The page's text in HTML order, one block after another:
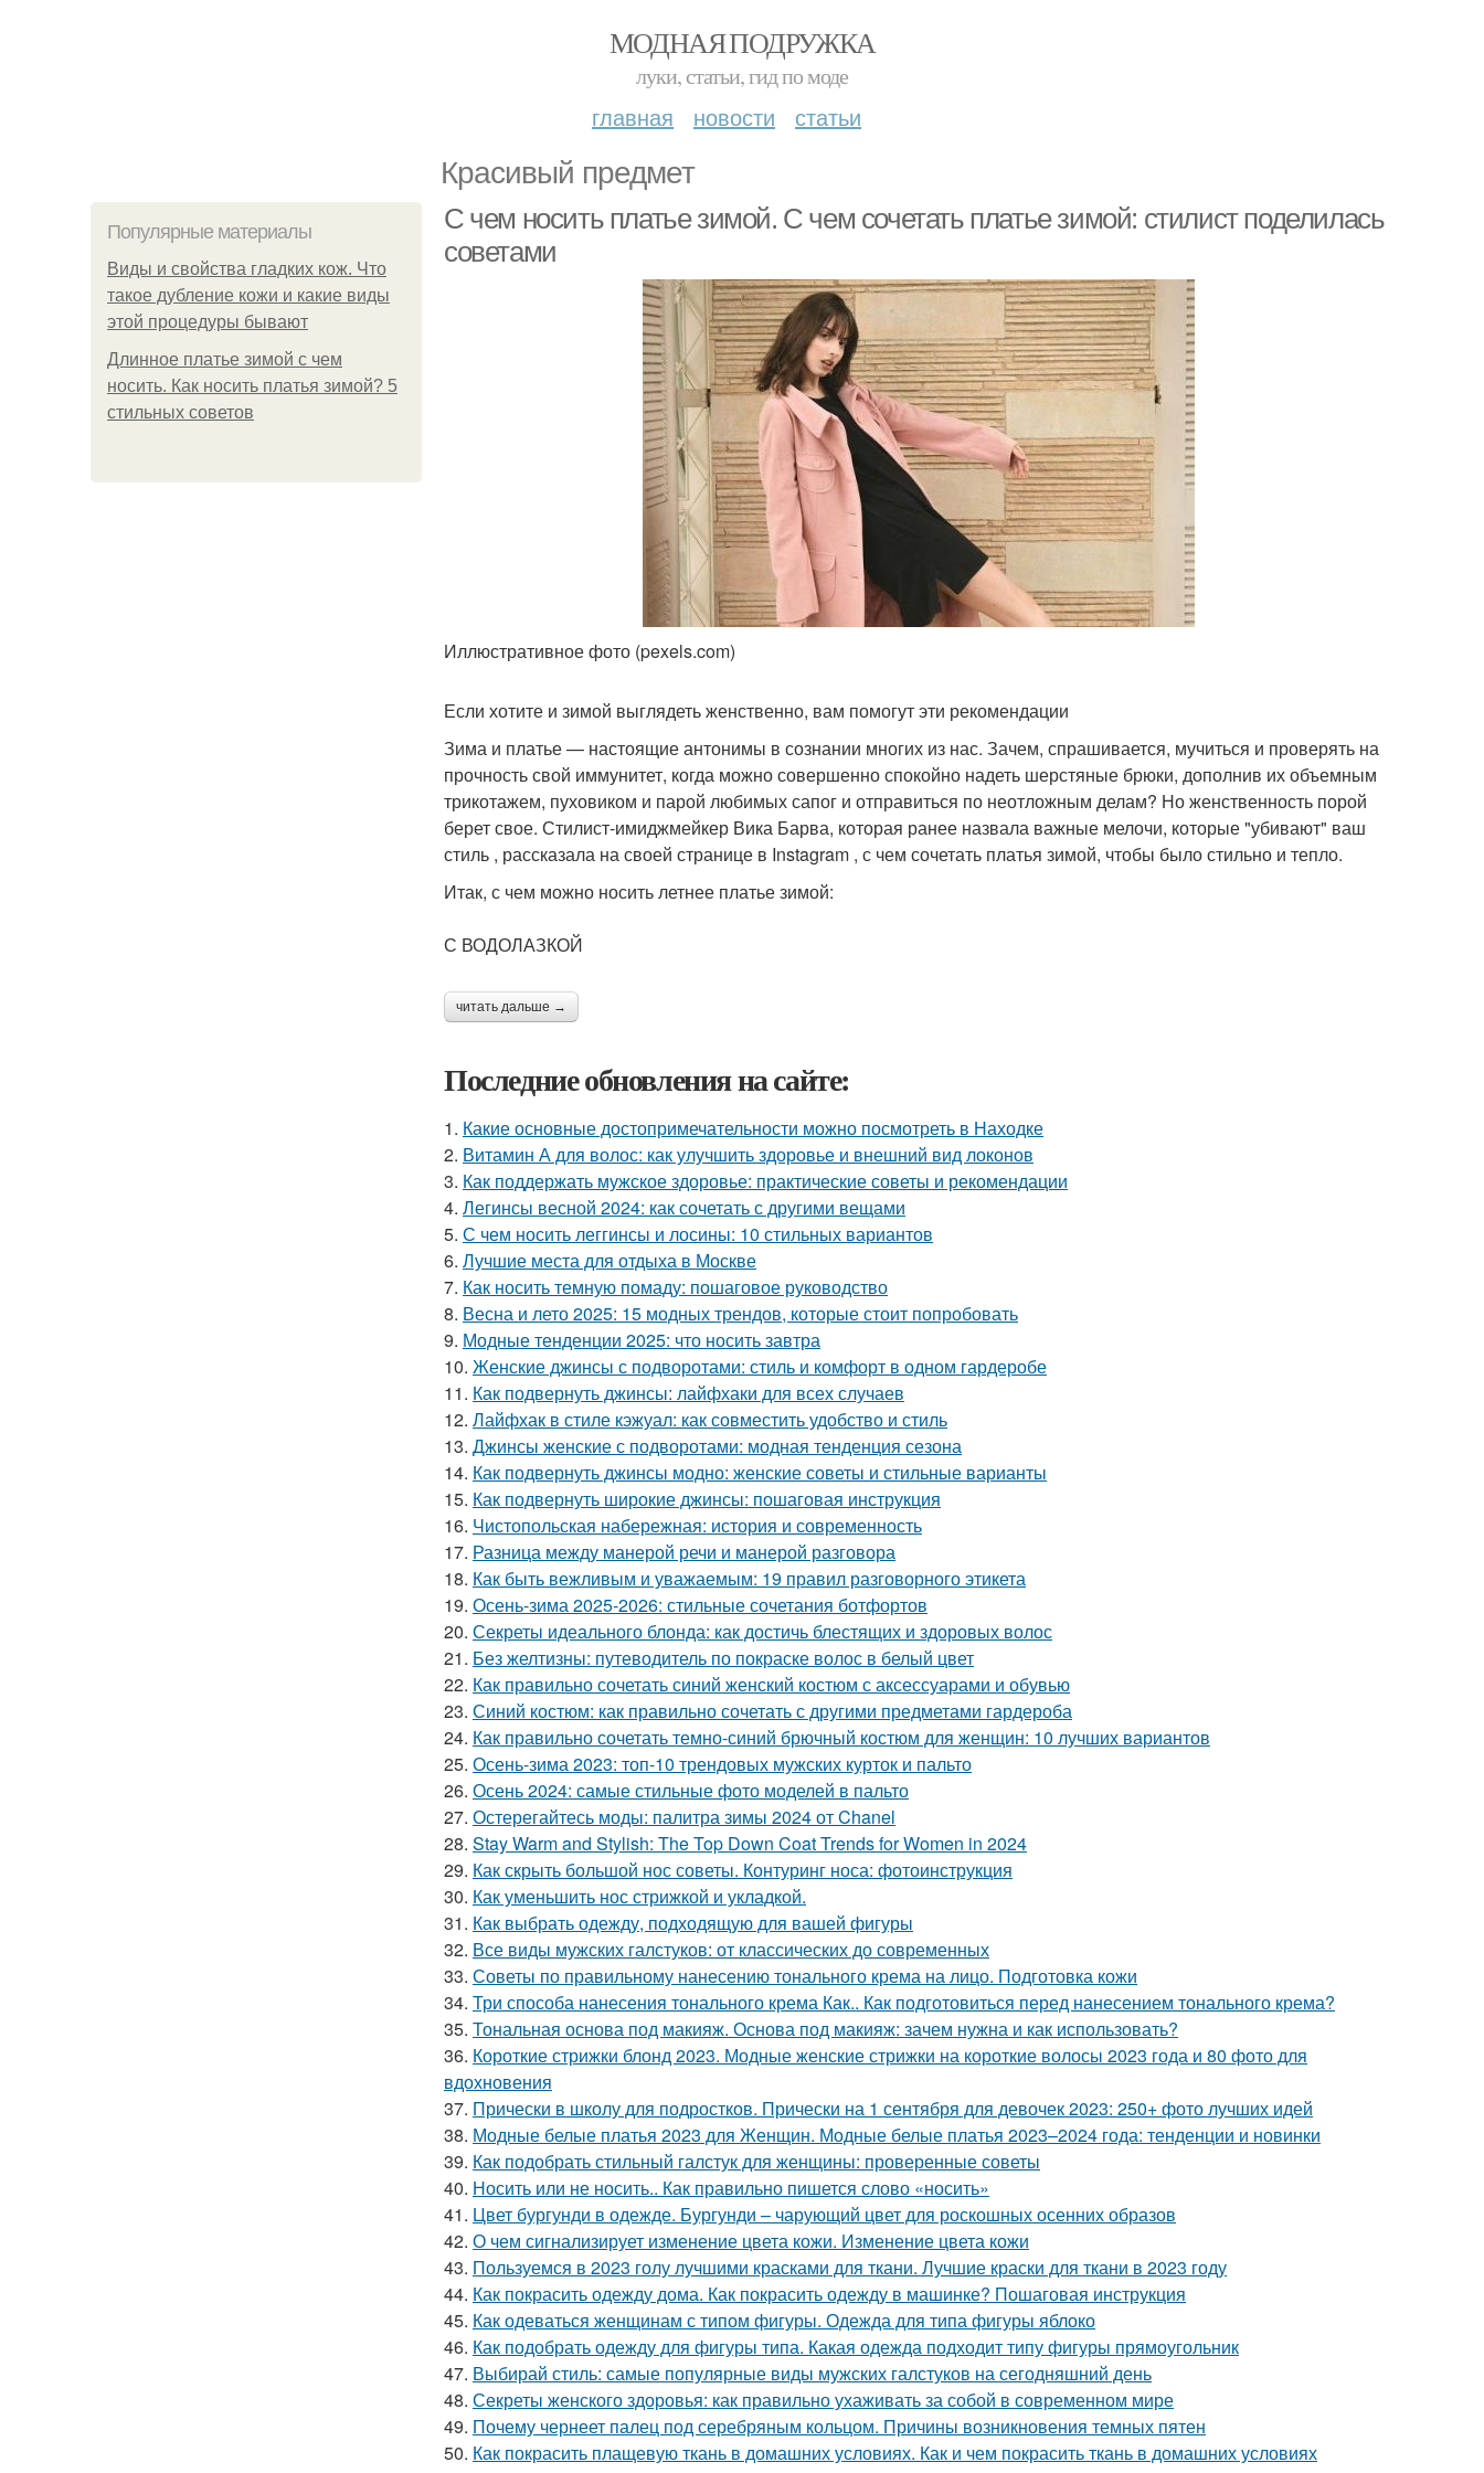
МОДНАЯ ПОДРУЖКА
луки, статьи, гид по моде
главная новости статьи
Красивый предмет
Популярные материалы
Виды и свойства гладких кож. Что
такое дубление кожи и какие виды
этой процедуры бывают
Длинное платье зимой с чем
носить. Как носить платья зимой? 5
стильных советов
С чем носить платье зимой. С чем сочетать платье зимой: стилист поделилась
советами
Иллюстративное фото (pexels.com)
Если хотите и зимой выглядеть женственно, вам помогут эти рекомендации
Зима и платье — настоящие антонимы в сознании многих из нас. Зачем, спрашивается, мучиться и проверять на
прочность свой иммунитет, когда можно совершенно спокойно надеть шерстяные брюки, дополнив их объемным
трикотажем, пуховиком и парой любимых сапог и отправиться по неотложным делам? Но женственность порой
берет свое. Стилист-имиджмейкер Вика Барва, которая ранее назвала важные мелочи, которые "убивают" ваш
стиль , рассказала на своей странице в Instagram , с чем сочетать платья зимой, чтобы было стильно и тепло.
Итак, с чем можно носить летнее платье зимой:
С ВОДОЛАЗКОЙ
читать дальше →
Последние обновления на сайте:
1. Какие основные достопримечательности можно посмотреть в Находке
2. Витамин А для волос: как улучшить здоровье и внешний вид локонов
3. Как поддержать мужское здоровье: практические советы и рекомендации
4. Легинсы весной 2024: как сочетать с другими вещами
5. С чем носить леггинсы и лосины: 10 стильных вариантов
6. Лучшие места для отдыха в Москве
7. Как носить темную помаду: пошаговое руководство
8. Весна и лето 2025: 15 модных трендов, которые стоит попробовать
9. Модные тенденции 2025: что носить завтра
10. Женские джинсы с подворотами: стиль и комфорт в одном гардеробе
11. Как подвернуть джинсы: лайфхаки для всех случаев
12. Лайфхак в стиле кэжуал: как совместить удобство и стиль
13. Джинсы женские с подворотами: модная тенденция сезона
14. Как подвернуть джинсы модно: женские советы и стильные варианты
15. Как подвернуть широкие джинсы: пошаговая инструкция
16. Чистопольская набережная: история и современность
17. Разница между манерой речи и манерой разговора
18. Как быть вежливым и уважаемым: 19 правил разговорного этикета
19. Осень-зима 2025-2026: стильные сочетания ботфортов
20. Секреты идеального блонда: как достичь блестящих и здоровых волос
21. Без желтизны: путеводитель по покраске волос в белый цвет
22. Как правильно сочетать синий женский костюм с аксессуарами и обувью
23. Синий костюм: как правильно сочетать с другими предметами гардероба
24. Как правильно сочетать темно-синий брючный костюм для женщин: 10 лучших вариантов
25. Осень-зима 2023: топ-10 трендовых мужских курток и пальто
26. Осень 2024: самые стильные фото моделей в пальто
27. Остерегайтесь моды: палитра зимы 2024 от Chanel
28. Stay Warm and Stylish: The Top Down Coat Trends for Women in 2024
29. Как скрыть большой нос советы. Контуринг носа: фотоинструкция
30. Как уменьшить нос стрижкой и укладкой.
31. Как выбрать одежду, подходящую для вашей фигуры
32. Все виды мужских галстуков: от классических до современных
33. Советы по правильному нанесению тонального крема на лицо. Подготовка кожи
34. Три способа нанесения тонального крема Как.. Как подготовиться перед нанесением тонального крема?
35. Тональная основа под макияж. Основа под макияж: зачем нужна и как использовать?
36. Короткие стрижки блонд 2023. Модные женские стрижки на короткие волосы 2023 года и 80 фото для
вдохновения
37. Прически в школу для подростков. Прически на 1 сентября для девочек 2023: 250+ фото лучших идей
38. Модные белые платья 2023 для Женщин. Модные белые платья 2023–2024 года: тенденции и новинки
39. Как подобрать стильный галстук для женщины: проверенные советы
40. Носить или не носить.. Как правильно пишется слово «носить»
41. Цвет бургунди в одежде. Бургунди – чарующий цвет для роскошных осенних образов
42. О чем сигнализирует изменение цвета кожи. Изменение цвета кожи
43. Пользуемся в 2023 голу лучшими красками для ткани. Лучшие краски для ткани в 2023 году
44. Как покрасить одежду дома. Как покрасить одежду в машинке? Пошаговая инструкция
45. Как одеваться женщинам с типом фигуры. Одежда для типа фигуры яблоко
46. Как подобрать одежду для фигуры типа. Какая одежда подходит типу фигуры прямоугольник
47. Выбирай стиль: самые популярные виды мужских галстуков на сегодняшний день
48. Секреты женского здоровья: как правильно ухаживать за собой в современном мире
49. Почему чернеет палец под серебряным кольцом. Причины возникновения темных пятен
50. Как покрасить плащевую ткань в домашних условиях. Как и чем покрасить ткань в домашних условиях